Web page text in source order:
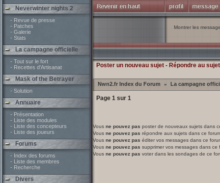
Neverwinter nights 2
- Revue de presse
- Patches
- Galerie
- Stats
La campagne officielle
- Tout sur le fort
- Recettes d'Artisanat
Mask of the Betrayer
- Solution
Annuaire
- Présentation
- Liste des modules
- Liste des concepteurs
- Liste des joueurs
Forums
- Index des forums
- Liste des membres
- Recherche
Divers
Montrer les
Poster un nouveau sujet- Répondre au sujet
Nwn2.fr Index du Forum » La campagne
Page 1sur 1
Vous ne pouvez pas poster de nouveaux sujets dans
Vous ne pouvez pas répondre aux sujets dans ce
Vous ne pouvez pas éditer vos messages dans ce
Vous ne pouvez pas supprimer vos messages dans ce
Vous ne pouvez pas voter dans les sondages de ce